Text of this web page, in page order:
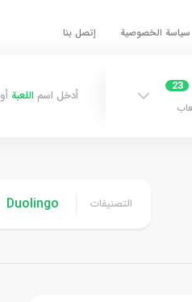
سياسة الخصوصية إتصل بنا
23
أدخل اسم اللعبة أو
التصنيفات Duolingo